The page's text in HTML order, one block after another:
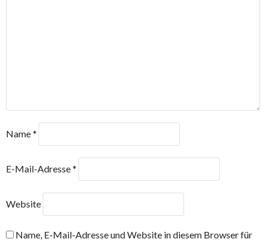
Name*
E-Mail-Adresse*
Website
Name, E-Mail-Adresse und Website in diesem Browser für